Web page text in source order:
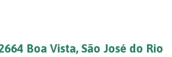
Boa Vista, São José do Rio